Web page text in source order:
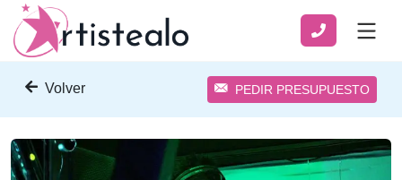
Volver PEDIR PRESUPUESTO